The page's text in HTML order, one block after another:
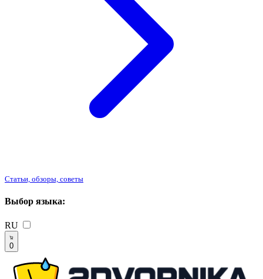
Статьи, обзоры, советы
Выбор языка:
RU
0